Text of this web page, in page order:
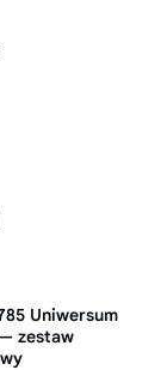
Uniwersum
zestaw